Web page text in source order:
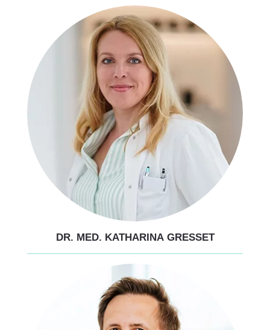
DR. MED. KATHARINA GRESSET